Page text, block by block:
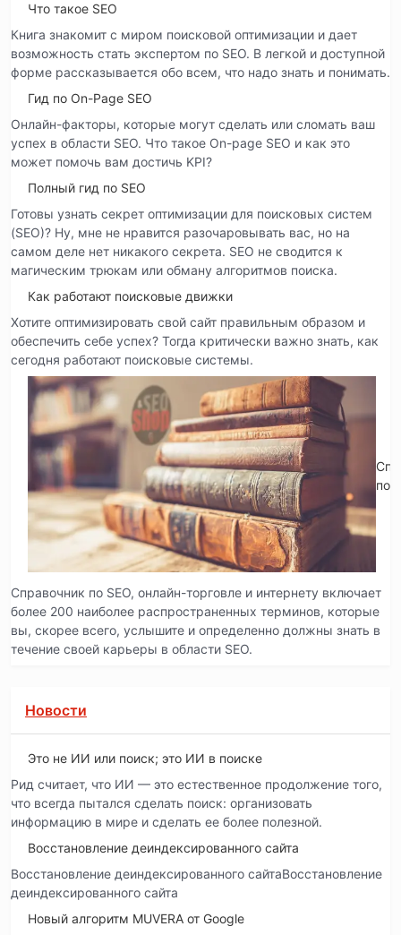
Что такое SEO
Книга знакомит с миром поисковой оптимизации и дает
возможность стать экспертом по SEO. В легкой и доступной
форме рассказывается обо всем, что надо знать и понимать.
Гид по On-Page SEO
Онлайн-факторы, которые могут сделать или сломать ваш
успех в области SEO. Что такое On-page SEO и как это
может помочь вам достичь KPI?
Полный гид по SEO
Готовы узнать секрет оптимизации для поисковых систем
(SEO)? Ну, мне не нравится разочаровывать вас, но на
самом деле нет никакого секрета. SEO не сводится к
магическим трюкам или обману алгоритмов поиска.
Как работают поисковые движки
Хотите оптимизировать свой сайт правильным образом и
обеспечить себе успех? Тогда критически важно знать, как
сегодня работают поисковые системы.
по
Справочник по SEO, онлайн-торговле и интернету включает
более 200 наиболее распространенных терминов, которые
вы, скорее всего, услышите и определенно должны знать в
течение своей карьеры в области SEO.
Новости
Это не ИИ или поиск; это ИИ в поиске
Рид считает, что ИИ — это естественное продолжение того,
что всегда пытался сделать поиск: организовать
информацию в мире и сделать ее более полезной.
Восстановление деиндексированного сайта
Восстановление деиндексированного сайтаВосстановление
деиндексированного сайта
Новый алгоритм MUVERA от Google